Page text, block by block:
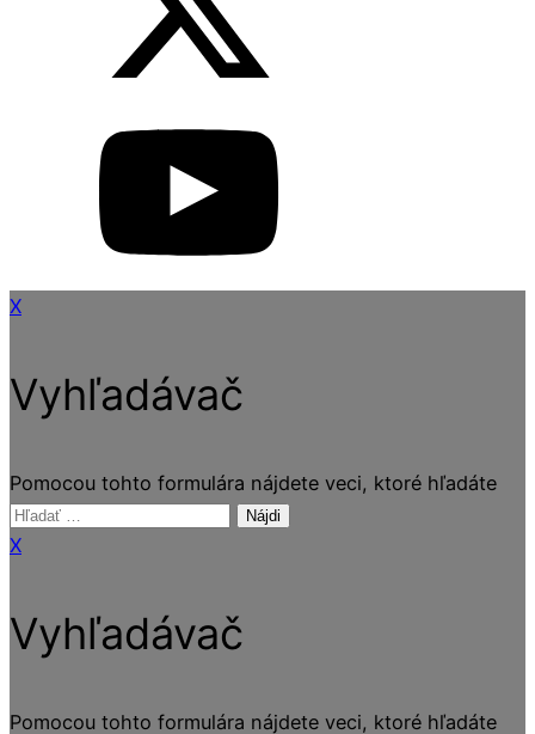
X
Vyhľadávač
Pomocou tohto formulára nájdete veci, ktoré hľadáte
Hľadať:
X
Vyhľadávač
Pomocou tohto formulára nájdete veci, ktoré hľadáte